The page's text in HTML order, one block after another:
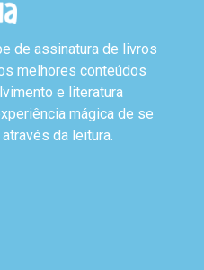
de assinatura de livros
melhores conteúdos
e literatura
mágica de se
da leitura.